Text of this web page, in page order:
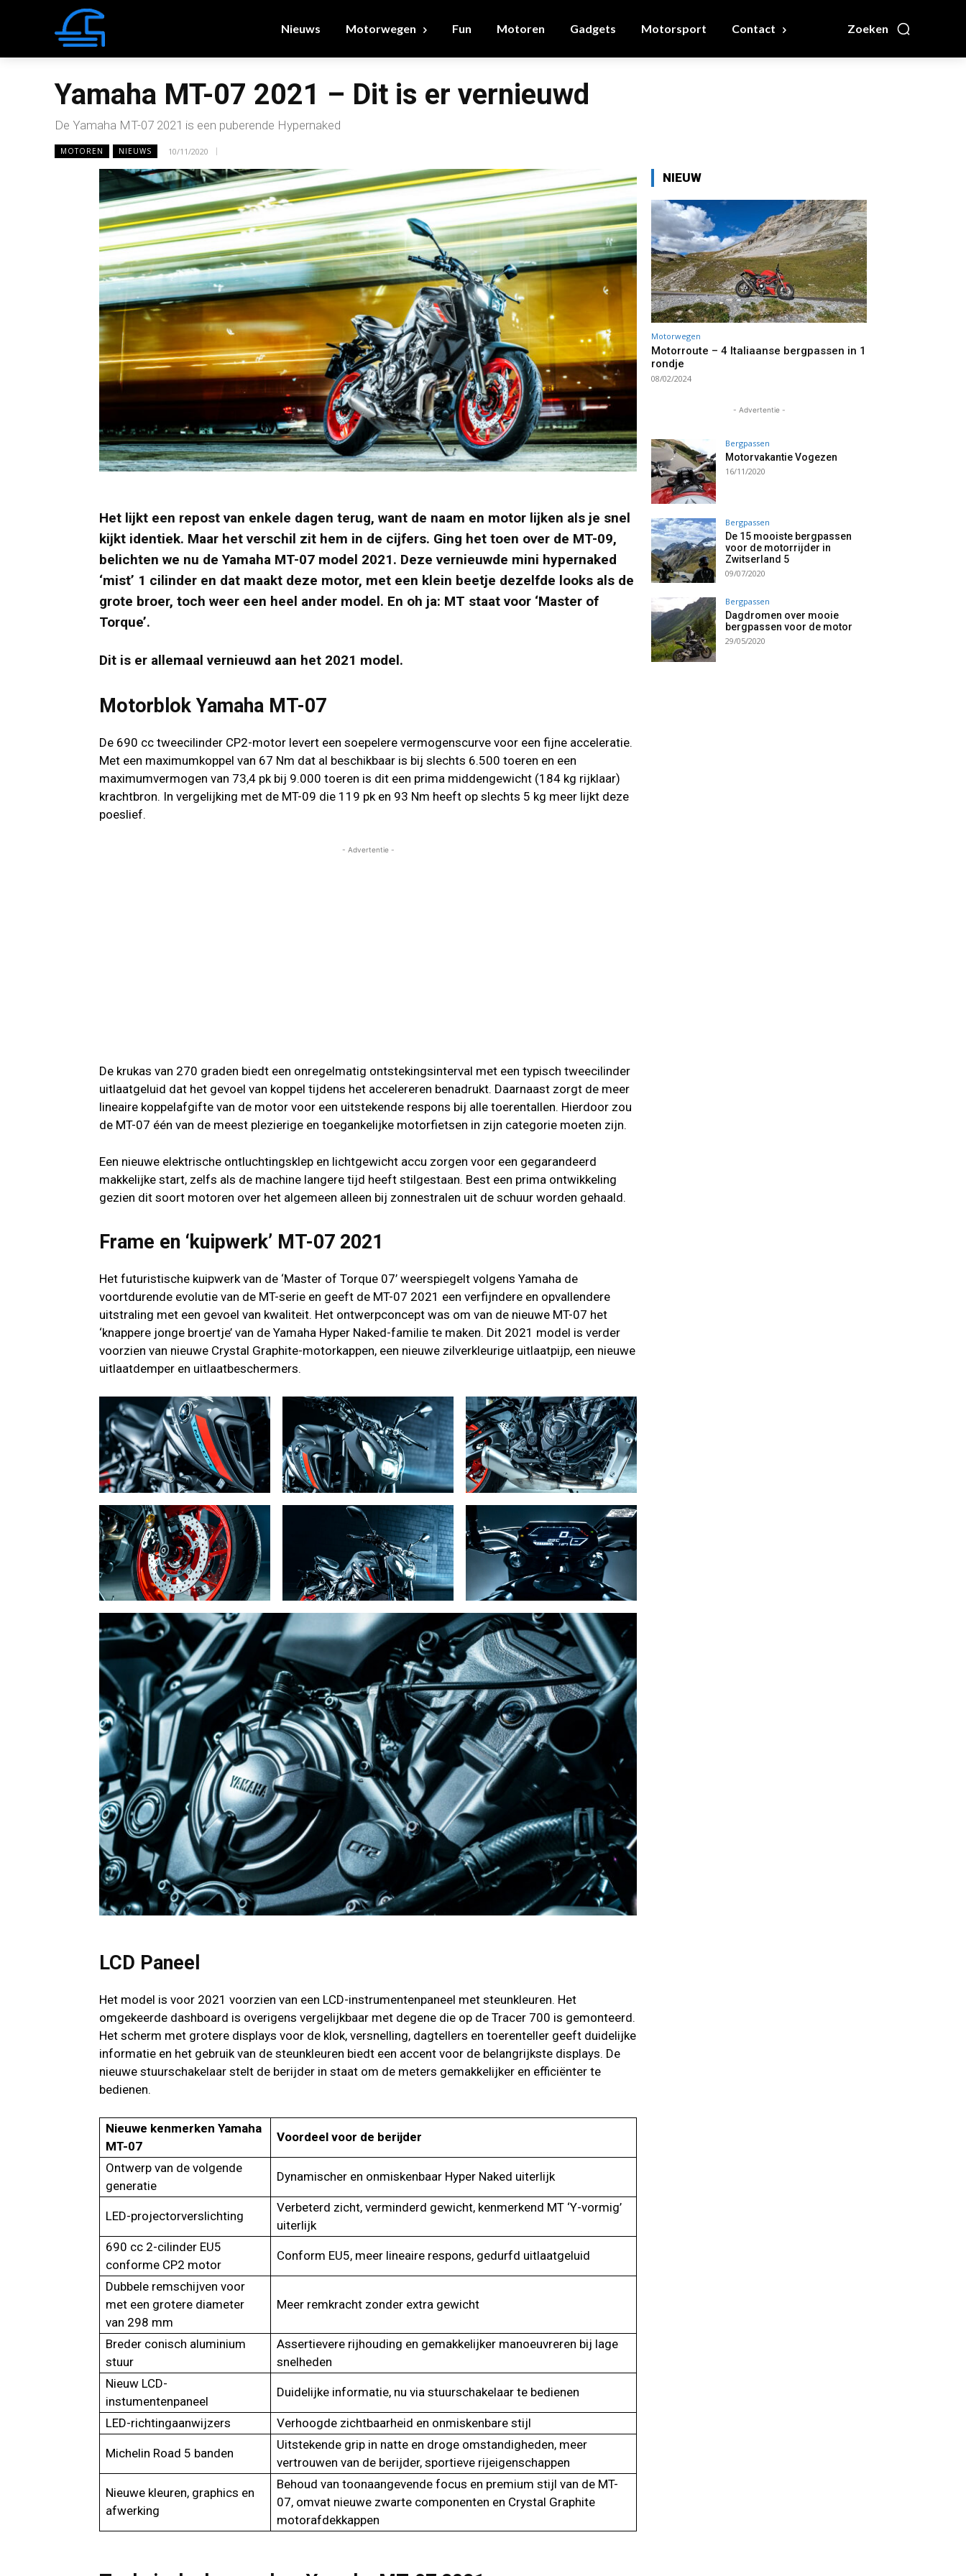
Zoeken
Nieuws Motorwegen Fun Motoren Gadgets Motorsport Contact
Yamaha MT-07 2021 – Dit is er vernieuwd
De Yamaha MT-07 2021 is een puberende Hypernaked
MOTOREN NIEUWS 10/11/2020
Het lijkt een repost van enkele dagen terug, want de naam en motor lijken als je snel
kijkt identiek. Maar het verschil zit hem in de cijfers. Ging het toen over de MT-09,
belichten we nu de Yamaha MT-07 model 2021. Deze vernieuwde mini hypernaked
‘mist’ 1 cilinder en dat maakt deze motor, met een klein beetje dezelfde looks als de
grote broer, toch weer een heel ander model. En oh ja: MT staat voor ‘Master of
Torque’.
Dit is er allemaal vernieuwd aan het 2021 model.
Motorblok Yamaha MT-07
De 690 cc tweecilinder CP2-motor levert een soepelere vermogenscurve voor een fijne acceleratie.
Met een maximumkoppel van 67 Nm dat al beschikbaar is bij slechts 6.500 toeren en een
maximumvermogen van 73,4 pk bij 9.000 toeren is dit een prima middengewicht (184 kg rijklaar)
krachtbron. In vergelijking met de MT-09 die 119 pk en 93 Nm heeft op slechts 5 kg meer lijkt deze
poeslief.
- Advertentie -
De krukas van 270 graden biedt een onregelmatig ontstekingsinterval met een typisch tweecilinder
uitlaatgeluid dat het gevoel van koppel tijdens het accelereren benadrukt. Daarnaast zorgt de meer
lineaire koppelafgifte van de motor voor een uitstekende respons bij alle toerentallen. Hierdoor zou
de MT-07 één van de meest plezierige en toegankelijke motorfietsen in zijn categorie moeten zijn.
Een nieuwe elektrische ontluchtingsklep en lichtgewicht accu zorgen voor een gegarandeerd
makkelijke start, zelfs als de machine langere tijd heeft stilgestaan. Best een prima ontwikkeling
gezien dit soort motoren over het algemeen alleen bij zonnestralen uit de schuur worden gehaald.
Frame en ‘kuipwerk’ MT-07 2021
Het futuristische kuipwerk van de ‘Master of Torque 07’ weerspiegelt volgens Yamaha de
voortdurende evolutie van de MT-serie en geeft de MT-07 2021 een verfijndere en opvallendere
uitstraling met een gevoel van kwaliteit. Het ontwerpconcept was om van de nieuwe MT-07 het
‘knappere jonge broertje’ van de Yamaha Hyper Naked-familie te maken. Dit 2021 model is verder
voorzien van nieuwe Crystal Graphite-motorkappen, een nieuwe zilverkleurige uitlaatpijp, een nieuwe
uitlaatdemper en uitlaatbeschermers.
LCD Paneel
Het model is voor 2021 voorzien van een LCD-instrumentenpaneel met steunkleuren. Het
omgekeerde dashboard is overigens vergelijkbaar met degene die op de Tracer 700 is gemonteerd.
Het scherm met grotere displays voor de klok, versnelling, dagtellers en toerenteller geeft duidelijke
informatie en het gebruik van de steunkleuren biedt een accent voor de belangrijkste displays. De
nieuwe stuurschakelaar stelt de berijder in staat om de meters gemakkelijker en efficiënter te
bedienen.
Nieuwe kenmerken Yamaha
MT-07
Voordeel voor de berijder
Ontwerp van de volgende
generatie
Dynamischer en onmiskenbaar Hyper Naked uiterlijk
LED-projectorverslichting
Verbeterd zicht, verminderd gewicht, kenmerkend MT ‘Y-vormig’
uiterlijk
690 cc 2-cilinder EU5
conforme CP2 motor
Conform EU5, meer lineaire respons, gedurfd uitlaatgeluid
Dubbele remschijven voor
met een grotere diameter
van 298 mm
Meer remkracht zonder extra gewicht
Breder conisch aluminium
stuur
Assertievere rijhouding en gemakkelijker manoeuvreren bij lage
snelheden
Nieuw LCD-
instumentenpaneel
Duidelijke informatie, nu via stuurschakelaar te bedienen
LED-richtingaanwijzers Verhoogde zichtbaarheid en onmiskenbare stijl
Michelin Road 5 banden
Uitstekende grip in natte en droge omstandigheden, meer
vertrouwen van de berijder, sportieve rijeigenschappen
Nieuwe kleuren, graphics en
afwerking
Behoud van toonaangevende focus en premium stijl van de MT-
07, omvat nieuwe zwarte componenten en Crystal Graphite
motorafdekkappen
NIEUW
Motorwegen
Motorroute – 4 Italiaanse bergpassen in 1
rondje
08/02/2024
- Advertentie -
Bergpassen
Motorvakantie Vogezen
16/11/2020
Bergpassen
De 15 mooiste bergpassen
voor de motorrijder in
Zwitserland 5
09/07/2020
Bergpassen
Dagdromen over mooie
bergpassen voor de motor
29/05/2020